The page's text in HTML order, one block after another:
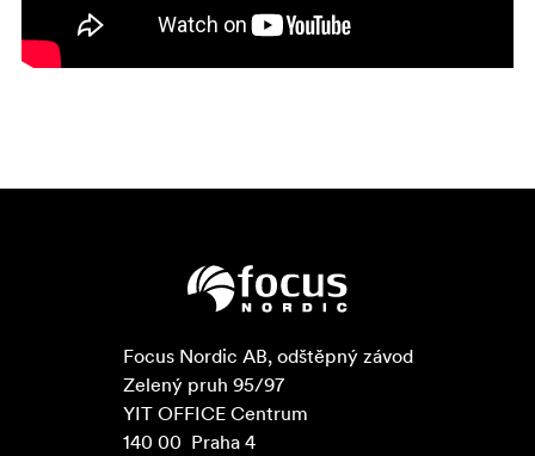
Focus Nordic AB, odštěpný závod
Zelený pruh 95/97
YIT OFFICE Centrum
140 00  Praha 4